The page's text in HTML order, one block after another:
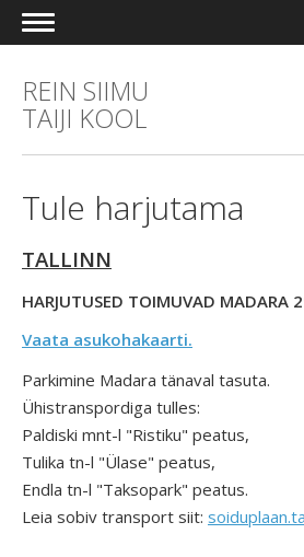
REIN SIIMU
TAIJI KOOL
Tule harjutama
TALLINN
HARJUTUSED TOIMUVAD MADARA
Vaata asukohakaarti.
Parkimine Madara tänaval tasuta.
Ühistranspordiga tulles:
Paldiski mnt-l "Ristiku" peatus,
Tulika tn-l "Ülase" peatus,
Endla tn-l "Taksopark" peatus.
Leia sobiv transport siit: